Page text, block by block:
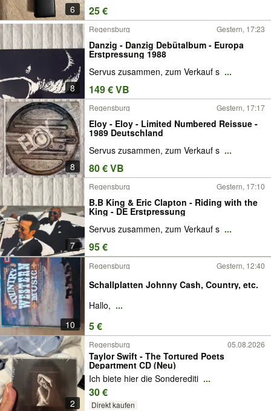
6 25 €
8
Regensburg Gestern, 17:23
Danzig - Danzig Debütalbum - Europa
Erstpressung 1988
Servus zusammen, zum Verkauf s ...
149 € VB
8
Regensburg Gestern, 17:17
Eloy - Eloy - Limited Numbered Reissue -
1989 Deutschland
Servus zusammen, zum Verkauf s ...
80 € VB
7
Regensburg Gestern, 17:10
B.B King & Eric Clapton - Riding with the
King - DE Erstpressung
Servus zusammen, zum Verkauf s ...
95 €
10
Regensburg Gestern, 12:40
Schallplatten Johnny Cash, Country, etc.
Hallo, ...
5 €
2
Regensburg 05.08.2026
Taylor Swift - The Tortured Poets
Department CD (Neu)
Ich biete hier die Sonderediti ...
30 €
Direkt kaufen